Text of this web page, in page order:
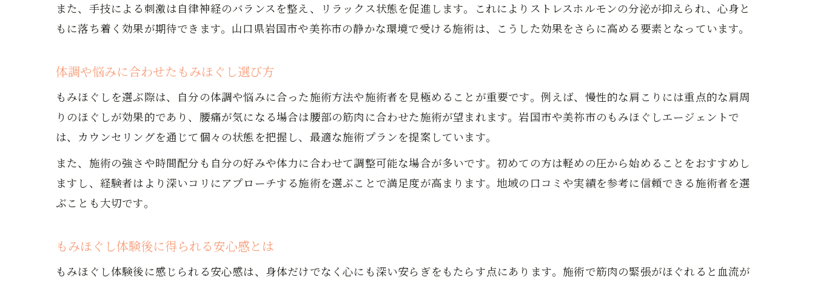
日常の不調改善にもみほぐしが効果的な理由
もみほぐしが日常不調を改善する理由を解説
日常の疲れに対応するもみほぐし活用法
もみほぐしが体調管理に役立つポイント
また、手技による刺激は自律神経のバランスを整え、リラックス状態を促進します。これによりストレスホルモンの分泌が抑えられ、心身と
もに落ち着く効果が期待できます。山口県岩国市や美祢市の静かな環境で受ける施術は、こうした効果をさらに高める要素となっています。
体調や悩みに合わせたもみほぐし選び方
もみほぐしを選ぶ際は、自分の体調や悩みに合った施術方法や施術者を見極めることが重要です。例えば、慢性的な肩こりには重点的な肩周
りのほぐしが効果的であり、腰痛が気になる場合は腰部の筋肉に合わせた施術が望まれます。岩国市や美祢市のもみほぐしエージェントで
は、カウンセリングを通じて個々の状態を把握し、最適な施術プランを提案しています。
また、施術の強さや時間配分も自分の好みや体力に合わせて調整可能な場合が多いです。初めての方は軽めの圧から始めることをおすすめし
ますし、経験者はより深いコリにアプローチする施術を選ぶことで満足度が高まります。地域の口コミや実績を参考に信頼できる施術者を選
ぶことも大切です。
もみほぐし体験後に得られる安心感とは
もみほぐし体験後に感じられる安心感は、身体だけでなく心にも深い安らぎをもたらす点にあります。施術で筋肉の緊張がほぐれると血流が